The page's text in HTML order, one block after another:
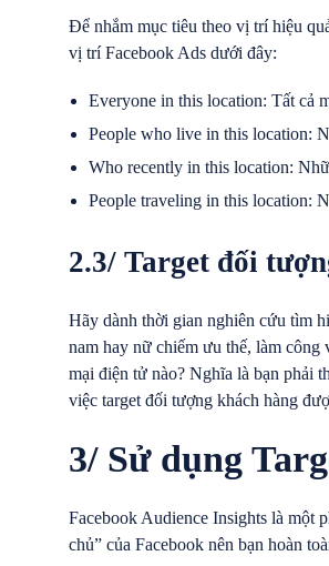
Để nhắm mục tiêu theo vị trí hiệu
vị trí Facebook Ads dưới đây:
Everyone in this location: Tất cả
People who live in this location:
Who recently in this location:
People traveling in this location:
2.3/ Target đối
Hãy dành thời gian nghiên cứu tìm
nam hay nữ chiếm ưu thế, làm công
mại điện tử nào? Nghĩa là bạn phải
việc target đối tượng khách hàng
3/ Sử dụng
Facebook Audience Insights là một
chủ” của Facebook nên bạn hoàn